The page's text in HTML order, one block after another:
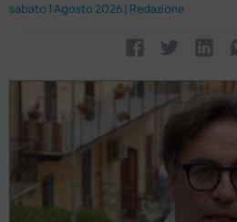
sabato 1 Agosto 2026 | Redazione